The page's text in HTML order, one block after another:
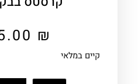
₪
קיים במלאי